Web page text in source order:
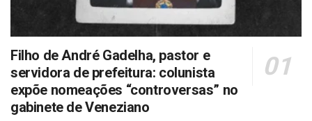
Filho de André Gadelha, pastor e
servidora de prefeitura: colunista
expõe nomeações “controversas” no
gabinete de Veneziano